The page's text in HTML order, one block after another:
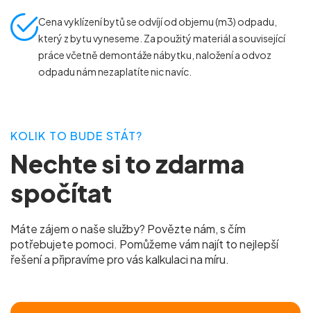
Cena vyklízení bytů se odvíjí od objemu (m3) odpadu,
který z bytu vyneseme. Za použitý materiál a související
práce včetně demontáže nábytku, naložení a odvoz
odpadu nám nezaplatíte nic navíc.
KOLIK TO BUDE STÁT?
Nechte si to zdarma
spočítat
Máte zájem o naše služby? Povězte nám, s čím
potřebujete pomoci. Pomůžeme vám najít to nejlepší
řešení a připravíme pro vás kalkulaci na míru.